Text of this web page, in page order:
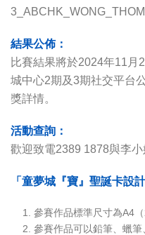
結果公佈：
比賽結果將於2024年11月
城中心2期及3期社交平台
獎詳情。
活動查詢：
歡迎致電2389 1878與李小
「童夢城『寶』聖誕卡設
參賽作品標準尺寸為A4
參賽作品可以鉛筆、蠟筆